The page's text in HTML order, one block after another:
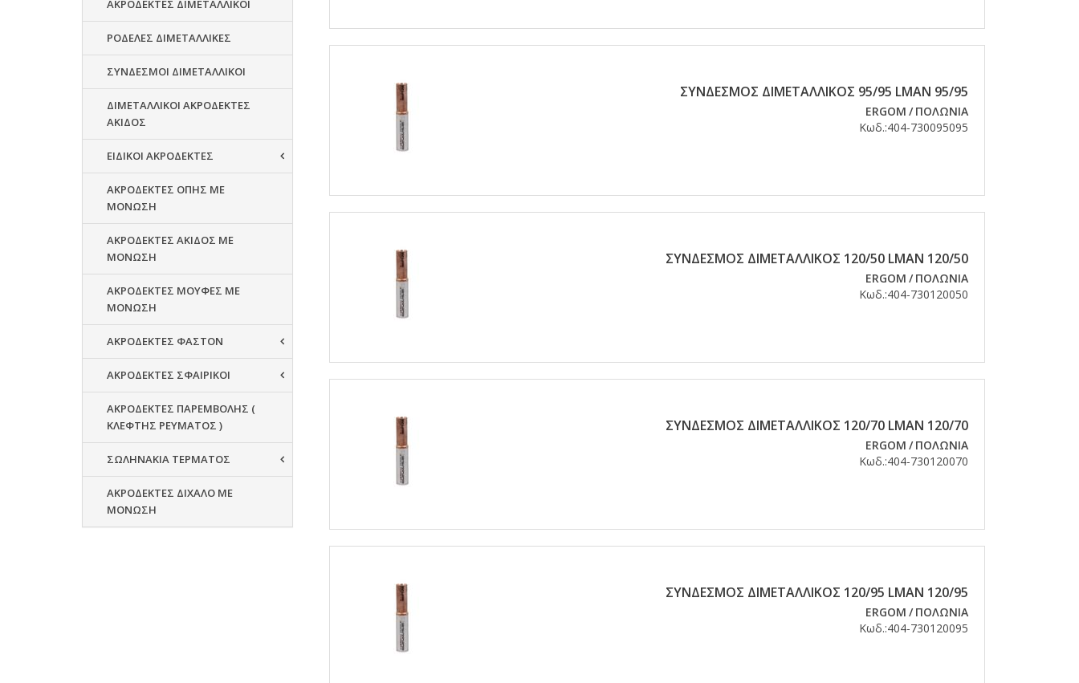
ΑΚΡΟΔΕΚΤΕΣ ΔΙΜΕΤΑΛΛΙΚΟΙ
ΡΟΔΕΛΕΣ ΔΙΜΕΤΑΛΛΙΚΕΣ
ΣΥΝΔΕΣΜΟΙ ΔΙΜΕΤΑΛΛΙΚΟΙ
ΔΙΜΕΤΑΛΛΙΚΟΙ ΑΚΡΟΔΕΚΤΕΣ
ΑΚΙΔΟΣ
ΕΙΔΙΚΟΙ ΑΚΡΟΔΕΚΤΕΣ
ΑΚΡΟΔΕΚΤΕΣ ΟΠΗΣ ΜΕ
ΜΟΝΩΣΗ
ΑΚΡΟΔΕΚΤΕΣ ΑΚΙΔΟΣ ΜΕ
ΜΟΝΩΣΗ
ΑΚΡΟΔΕΚΤΕΣ ΜΟΥΦΕΣ ΜΕ
ΜΟΝΩΣΗ
ΑΚΡΟΔΕΚΤΕΣ ΦΑΣΤΟΝ
ΑΚΡΟΔΕΚΤΕΣ ΣΦΑΙΡΙΚΟΙ
ΑΚΡΟΔΕΚΤΕΣ ΠΑΡΕΜΒΟΛΗΣ (
ΚΛΕΦΤΗΣ ΡΕΥΜΑΤΟΣ )
ΣΩΛΗΝΑΚΙΑ ΤΕΡΜΑΤΟΣ
ΑΚΡΟΔΕΚΤΕΣ ΔΙΧΑΛΟ ΜΕ
ΜΟΝΩΣΗ
ΣΥΝΔΕΣΜΟΣ ΔΙΜΕΤΑΛΛΙΚΟΣ 95/95 LMAN 95/95
ERGOM / ΠΟΛΩΝΙΑ
Κωδ.:404-730095095
ΣΥΝΔΕΣΜΟΣ ΔΙΜΕΤΑΛΛΙΚΟΣ 120/50 LMAN 120/50
ERGOM / ΠΟΛΩΝΙΑ
Κωδ.:404-730120050
ΣΥΝΔΕΣΜΟΣ ΔΙΜΕΤΑΛΛΙΚΟΣ 120/70 LMAN 120/70
ERGOM / ΠΟΛΩΝΙΑ
Κωδ.:404-730120070
ΣΥΝΔΕΣΜΟΣ ΔΙΜΕΤΑΛΛΙΚΟΣ 120/95 LMAN 120/95
ERGOM / ΠΟΛΩΝΙΑ
Κωδ.:404-730120095